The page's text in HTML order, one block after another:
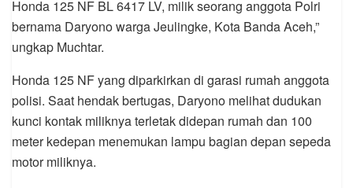
Honda 125 NF BL 6417 LV, milik seorang anggota Polri
bernama Daryono warga Jeulingke, Kota Banda Aceh,”
ungkap Muchtar.
Honda 125 NF yang diparkirkan di garasi rumah anggota
polisi. Saat hendak bertugas, Daryono melihat dudukan
kunci kontak miliknya terletak didepan rumah dan 100
meter kedepan menemukan lampu bagian depan sepeda
motor miliknya.